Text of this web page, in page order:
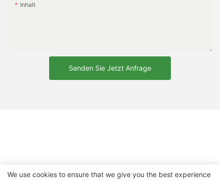
Inhalt
Senden Sie Jetzt Anfrage
We use cookies to ensure that we give you the best experience